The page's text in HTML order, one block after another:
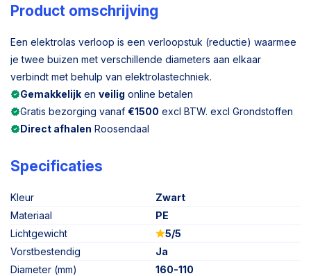
Product omschrijving
Een elektrolas verloop is een verloopstuk (reductie) waarmee
je twee buizen met verschillende diameters aan elkaar
verbindt met behulp van elektrolastechniek.
Gemakkelijk en veilig online betalen
Gratis bezorging vanaf €1500 excl BTW. excl Grondstoffen
Direct afhalen Roosendaal
Specificaties
Kleur
Zwart
Materiaal
PE
Lichtgewicht
5/5
Vorstbestendig
Ja
Diameter (mm)
160-110